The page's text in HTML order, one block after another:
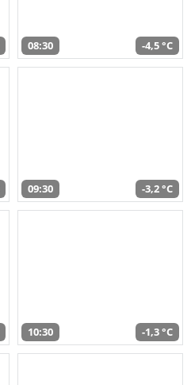
08:30 -4,5 °C
09:30 -3,2 °C
10:30 -1,3 °C